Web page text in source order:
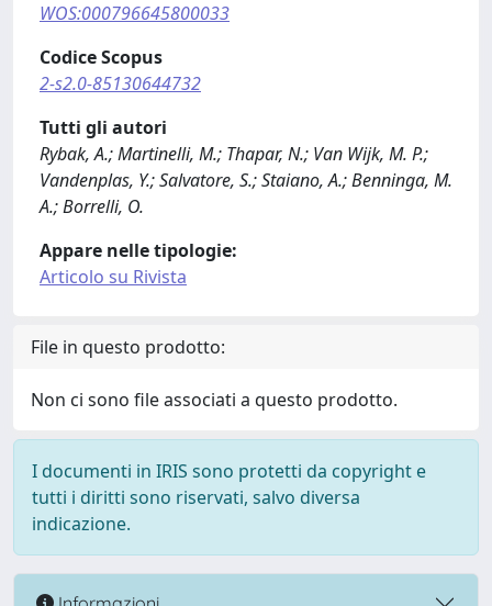
WOS:000796645800033
Codice Scopus
2-s2.0-85130644732
Tutti gli autori
Rybak, A.; Martinelli, M.; Thapar, N.; Van Wijk, M. P.;
Vandenplas, Y.; Salvatore, S.; Staiano, A.; Benninga, M.
A.; Borrelli, O.
Appare nelle tipologie:
Articolo su Rivista
File in questo prodotto:
Non ci sono file associati a questo prodotto.
I documenti in IRIS sono protetti da copyright e
tutti i diritti sono riservati, salvo diversa
indicazione.